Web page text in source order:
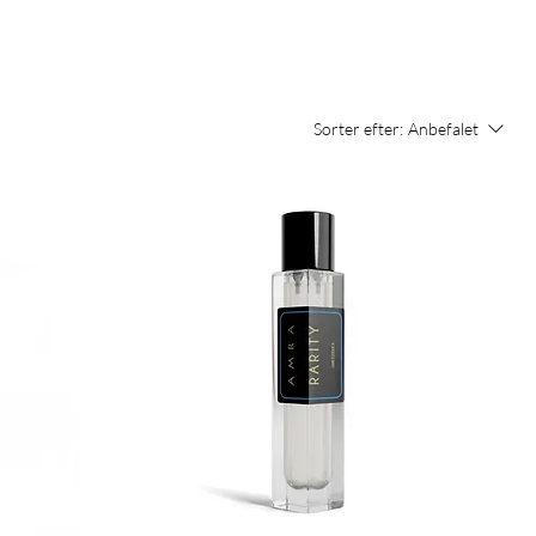
Sorter efter: Anbefalet